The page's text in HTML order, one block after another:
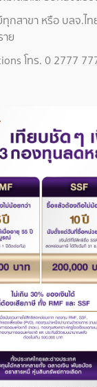
กสาขา หรือ บลจ.ไ
ย
โทร. 0 2777